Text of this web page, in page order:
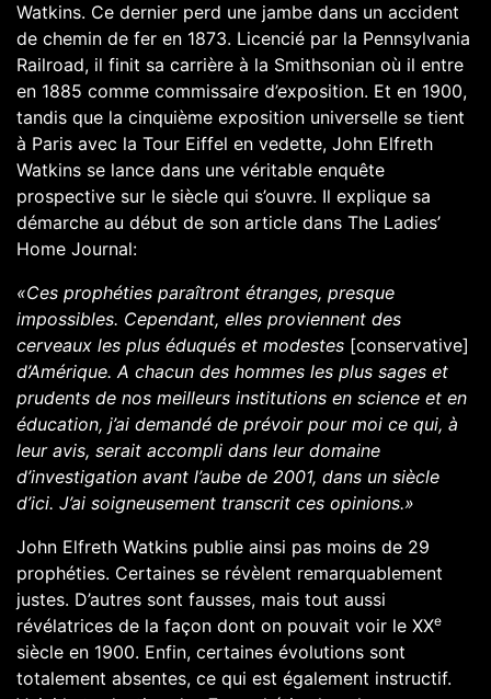
Watkins. Ce dernier perd une jambe dans un accident
de chemin de fer en 1873. Licencié par la Pennsylvania
Railroad, il finit sa carrière à la Smithsonian où il entre
en 1885 comme commissaire d’exposition. Et en 1900,
tandis que la cinquième exposition universelle se tient
à Paris avec la Tour Eiffel en vedette, John Elfreth
Watkins se lance dans une véritable enquête
prospective sur le siècle qui s’ouvre. Il explique sa
démarche au début de son article dans The Ladies’
Home Journal:
«Ces prophéties paraîtront étranges, presque
impossibles. Cependant, elles proviennent des
cerveaux les plus éduqués et modestes [conservative]
d’Amérique. A chacun des hommes les plus sages et
prudents de nos meilleurs institutions en science et en
éducation, j’ai demandé de prévoir pour moi ce qui, à
leur avis, serait accompli dans leur domaine
d’investigation avant l’aube de 2001, dans un siècle
d’ici. J’ai soigneusement transcrit ces opinions.»
John Elfreth Watkins publie ainsi pas moins de 29
prophéties. Certaines se révèlent remarquablement
justes. D’autres sont fausses, mais tout aussi
révélatrices de la façon dont on pouvait voir le XXe
siècle en 1900. Enfin, certaines évolutions sont
totalement absentes, ce qui est également instructif.